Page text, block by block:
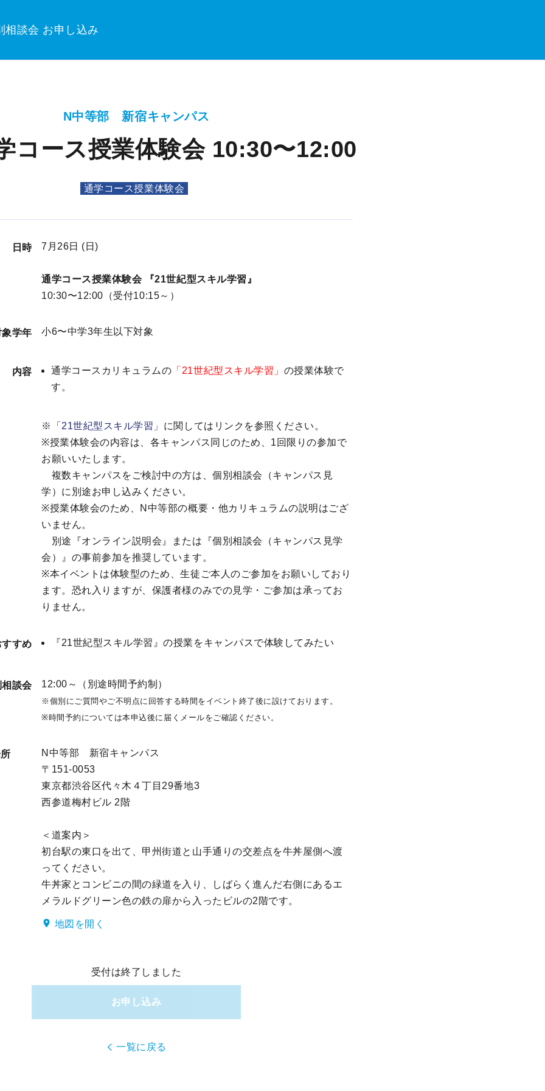
相談会 お申し込み
N中等部 新宿キャンパス
コース授業体験会 10:30〜12:00
通学コース授業体験会
日時 7月26日 (日)
通学コース授業体験会 『21世紀型スキル学習』
10:30〜12:00（受付10:15～）
象学年 小6〜中学3年生以下対象
内容 通学コースカリキュラムの 「21世紀型スキル学習」 の授業体験で
す。
※ 「21世紀型スキル学習」 に関してはリンクを参照ください。
※授業体験会の内容は、各キャンパス同じのため、1回限りの参加で
お願いいたします。
複数キャンパスをご検討中の方は、個別相談会（キャンパス見
学）に別途お申し込みください。
※授業体験会のため、N中等部の概要・他カリキュラムの説明はござ
いません。
別途『オンライン説明会』または『個別相談会（キャンパス見学
会）』の事前参加を推奨しています。
※本イベントは体験型のため、生徒ご本人のご参加をお願いしており
ます。恐れ入りますが、保護者様のみでの見学・ご参加は承ってお
りません。
すめ 『21世紀型スキル学習』の授業をキャンパスで体験してみたい
相談会 12:00～（別途時間予約制）
※個別にご質問やご不明点に回答する時間をイベント終了後に設けております。
※時間予約については本申込後に届くメールをご確認ください。
N中等部 新宿キャンパス
〒151-0053
東京都渋谷区代々木４丁目29番地3
西参道梅村ビル 2階
＜道案内＞
初台駅の東口を出て、甲州街道と山手通りの交差点を牛丼屋側へ渡
ってください。
牛丼家とコンビニの間の緑道を入り、しばらく進んだ右側にあるエ
メラルドグリーン色の鉄の扉から入ったビルの2階です。
地図を開く
受付は終了しました
お申し込み
一覧に戻る